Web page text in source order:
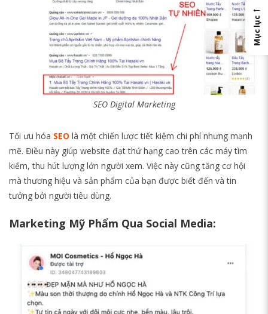
SEO Digital Marketing
Tối ưu hóa SEO là một chiến lược tiết kiệm chi phí nhưng mạnh
mẽ. Điều này giúp website đạt thứ hạng cao trên các máy tìm
kiếm, thu hút lượng lớn người xem. Việc này cũng tăng cơ hội
mà thương hiệu và sản phẩm của bạn được biết đến và tin
tưởng bởi người tiêu dùng.
Marketing Mỹ Phẩm Qua Social Media:
←
Mục lục